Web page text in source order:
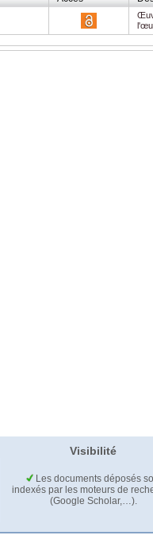
Visibilité
Les documents déposés
indexés par les moteurs de
(Google Scholar,…).